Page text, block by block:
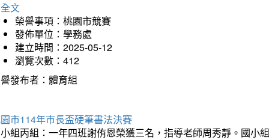
文
榮譽事項：桃園市競賽
發佈單位：學務處
建立時間：2025-05-12
瀏覽次數：412
發布者：體育組
市114年市長盃硬筆書法決賽
組丙組：一年四班謝侑恩榮獲三名，指導老師周秀靜。國小